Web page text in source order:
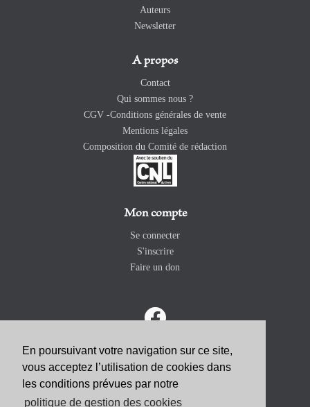
En poursuivant votre navigation sur ce site,
vous acceptez l’utilisation de cookies dans
les conditions prévues par notre
politique de gestion des cookies
Auteurs
Newsletter
A propos
Contact
Qui sommes nous ?
CGV -Conditions générales de vente
Mentions légales
Composition du Comité de rédaction
Mon compte
Se connecter
S'inscrire
Faire un don
ABONNEZ-VOUS